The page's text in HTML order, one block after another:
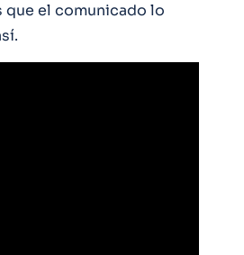
que el comunicado lo